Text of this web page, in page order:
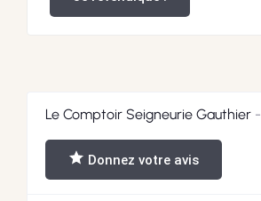
Le Comptoir Seigneurie Gauthier
Donnez votre avis